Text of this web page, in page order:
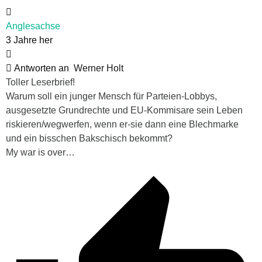
Anglesachse
3 Jahre her
Antworten an Werner Holt
Toller Leserbrief!
Warum soll ein junger Mensch für Parteien-Lobbys,
ausgesetzte Grundrechte und EU-Kommisare sein Leben
riskieren/wegwerfen, wenn er-sie dann eine Blechmarke
und ein bisschen Bakschisch bekommt?
My war is over…